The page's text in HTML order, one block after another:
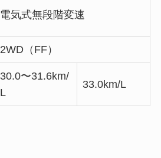
電気式無段階変速
2WD（FF）
30.0〜31.6km/
L
33.0km/L